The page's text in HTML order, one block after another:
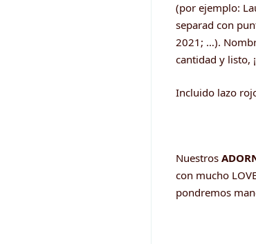
(por ejemplo:
separad con
2021; …).
cantidad y listo,
Incluido lazo
Nuestros
con mucho
pondremos